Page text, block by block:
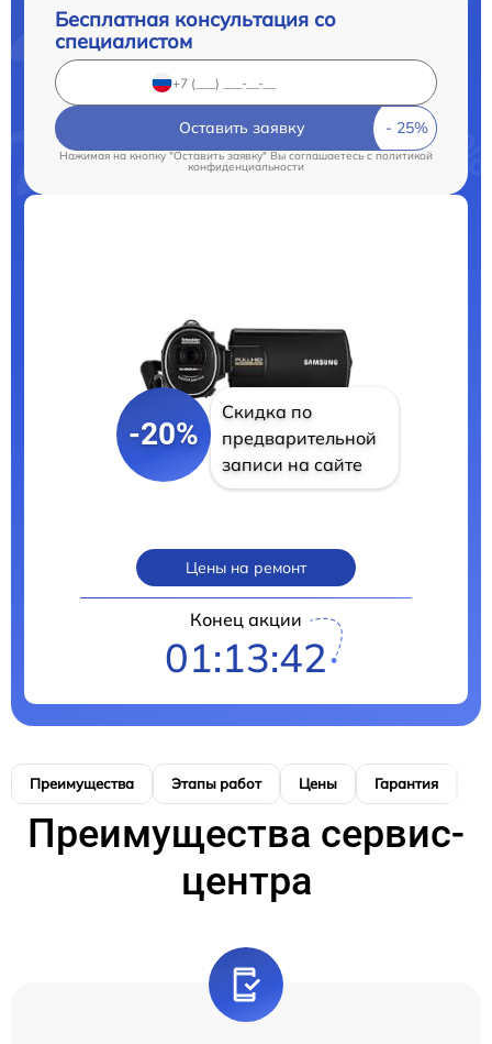
Бесплатная консультация со
специалистом
Оставить заявку
Нажимая на кнопку "Оставить заявку" Вы соглашаетесь c политикой
конфиденциальности
-20%
Скидка по
предварительной
записи на сайте
Цены на ремонт
Конец акции
01:13:41
Преимущества Этапы работ Цены Гарантия
Преимущества сервис-
центра